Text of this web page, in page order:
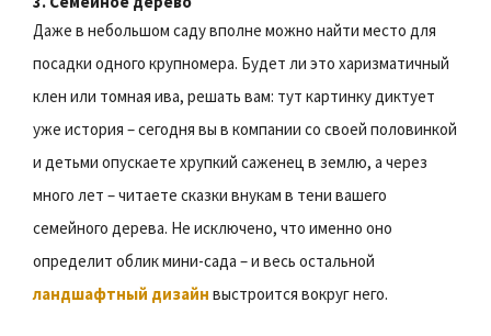
Даже в небольшом саду вполне можно найти место для
посадки одного крупномера. Будет ли это харизматичный
клен или томная ива, решать вам: тут картинку диктует
уже история – сегодня вы в компании со своей половинкой
и детьми опускаете хрупкий саженец в землю, а через
много лет – читаете сказки внукам в тени вашего
семейного дерева. Не исключено, что именно оно
определит облик мини-сада – и весь остальной
ландшафтный дизайн выстроится вокруг него.